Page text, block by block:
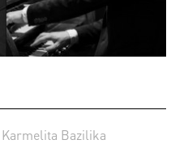
Karmelita Bazilika